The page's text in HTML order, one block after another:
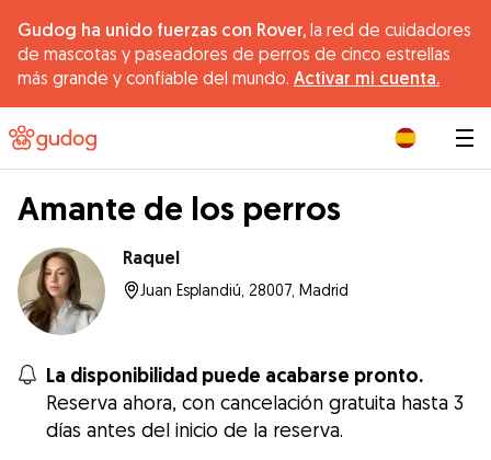
Gudog ha unido fuerzas con Rover, la red de cuidadores
de mascotas y paseadores de perros de cinco estrellas
más grande y confiable del mundo. Activar mi cuenta.
Amante de los perros
Raquel
Juan Esplandiú, 28007, Madrid
La disponibilidad puede acabarse pronto.
Reserva ahora, con cancelación gratuita hasta 3
días antes del inicio de la reserva.